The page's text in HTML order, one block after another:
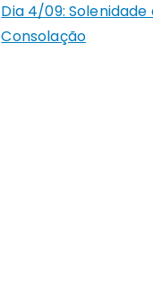
Dia 4/09:
Consolação